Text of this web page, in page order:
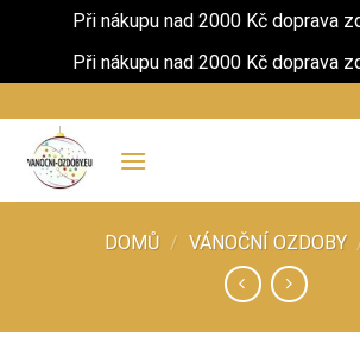
Při nákupu nad 2000 Kč doprava
Při nákupu nad 2000 Kč doprava
na
obsah
DOMŮ / VÁNOČNÍ OZDOBY